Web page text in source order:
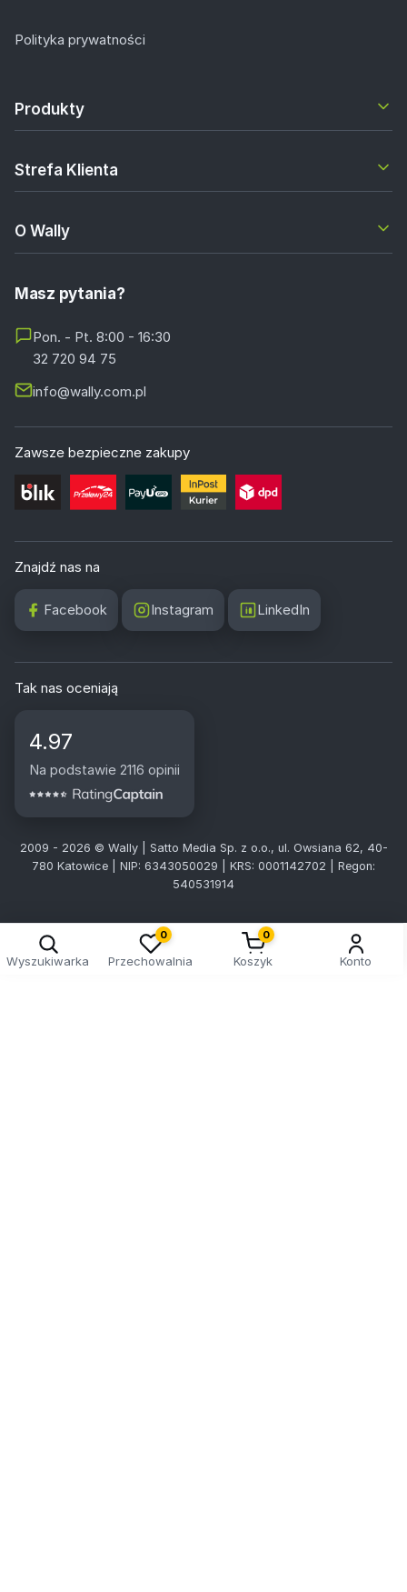
Polityka prywatności
Produkty
Strefa Klienta
O Wally
Masz pytania?
Pon. - Pt. 8:00 - 16:30
32 720 94 75
info@wally.com.pl
Zawsze bezpieczne zakupy
Znajdź nas na
Facebook Instagram LinkedIn
Tak nas oceniają
4.97
Na podstawie 2116 opinii
2009 - 2026 © Wally | Satto Media Sp. z o.o., ul. Owsiana 62, 40-
780 Katowice | NIP: 6343050029 | KRS: 0001142702 | Regon:
540531914
Wyszukiwarka
0
Przechowalnia
0
Koszyk Konto